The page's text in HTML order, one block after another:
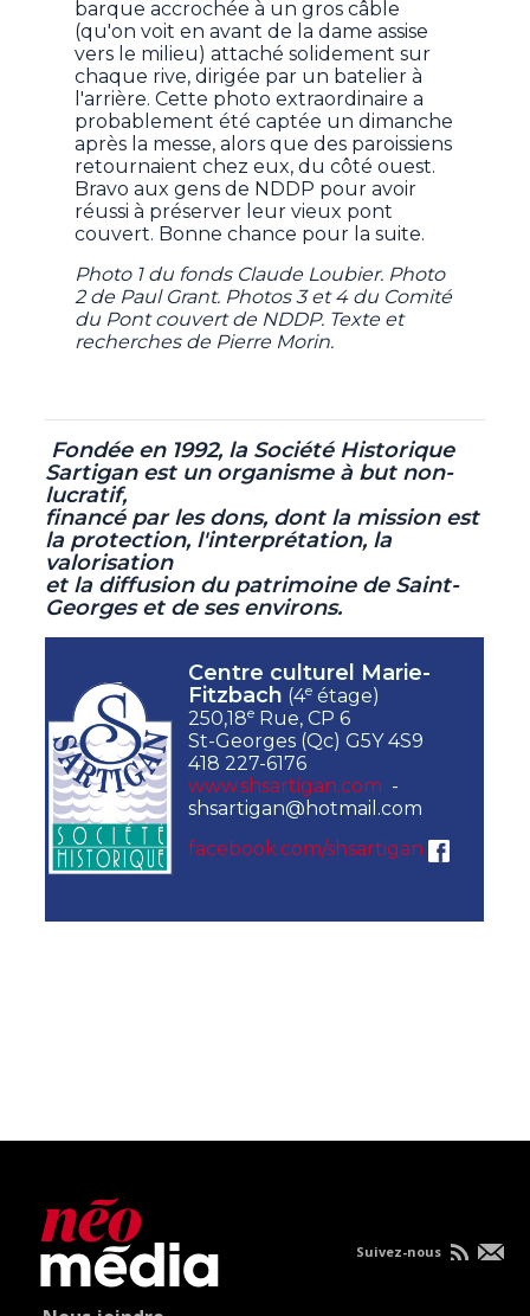
barque accrochée à un gros câble
(qu'on voit en avant de la dame assise
vers le milieu) attaché solidement sur
chaque rive, dirigée par un batelier à
l'arrière. Cette photo extraordinaire a
probablement été captée un dimanche
après la messe, alors que des paroissiens
retournaient chez eux, du côté ouest.
Bravo aux gens de NDDP pour avoir
réussi à préserver leur vieux pont
couvert. Bonne chance pour la suite.
Photo 1 du fonds Claude Loubier. Photo
2 de Paul Grant. Photos 3 et 4 du Comité
du Pont couvert de NDDP. Texte et
recherches de Pierre Morin.
Fondée en 1992, la Société Historique
Sartigan est un organisme à but non-
lucratif,
financé par les dons, dont la mission est
la protection, l'interprétation, la
valorisation
et la diffusion du patrimoine de Saint-
Georges et de ses environs.
Centre culturel Marie-
Fitzbach (4e étage)
250,18e Rue, CP 6
St-Georges (Qc) G5Y 4S9
418 227-6176
www.shsartigan.com -
shsartigan@hotmail.com
facebook.com/shsartigan
Suivez-nous